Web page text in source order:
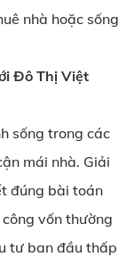
nhà hoặc sống
Đô Thị Việt
sống trong các
mái nhà. Giải
đúng bài toán
vốn thường
tư ban đầu thấp